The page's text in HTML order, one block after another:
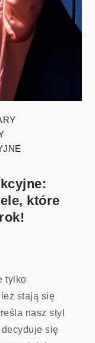
które
tylko
stają się
nasz styl
się